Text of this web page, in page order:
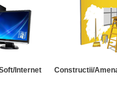
Internet Constructii/